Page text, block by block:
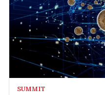
SUMMIT